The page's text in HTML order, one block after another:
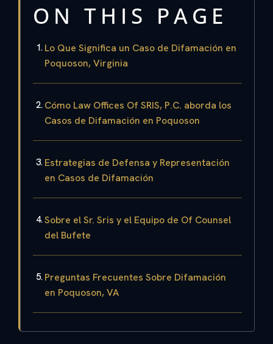
ON THIS PAGE
Lo Que Significa un Caso de Difamación en
Poquoson, Virginia
Cómo Law Offices Of SRIS, P.C. aborda los
Casos de Difamación en Poquoson
Estrategias de Defensa y Representación
en Casos de Difamación
Sobre el Sr. Sris y el Equipo de Of Counsel
del Bufete
Preguntas Frecuentes Sobre Difamación
en Poquoson, VA